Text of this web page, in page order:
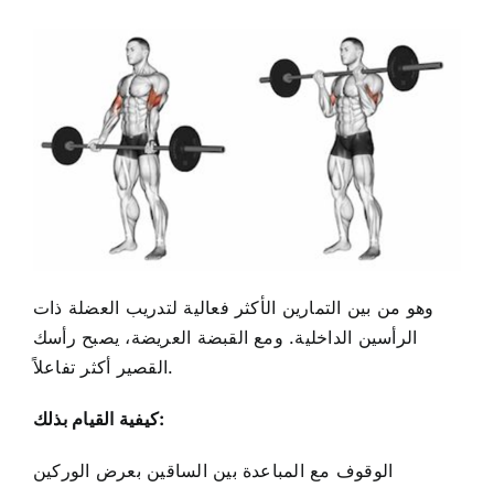
وهو من بين التمارين الأكثر فعالية لتدريب العضلة ذات
الرأسين الداخلية. ومع القبضة العريضة، يصبح رأسك
القصير أكثر تفاعلاً.
كيفية القيام بذلك:
الوقوف مع المباعدة بين الساقين بعرض الوركين